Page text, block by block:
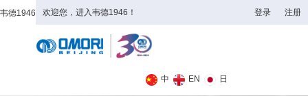
韦德1946 欢迎您，进入韦德1946！ 登录 注册
中 EN 日